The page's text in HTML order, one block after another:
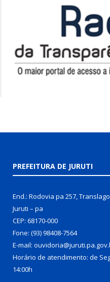
PREFEITURA DE JURUTI
End.: Rodovia pa 257,
Juruti – pa
CEP: 68170-000
Fone: (93) 98408-7564
E-mail:
Horário de atendimento: de
14:00h